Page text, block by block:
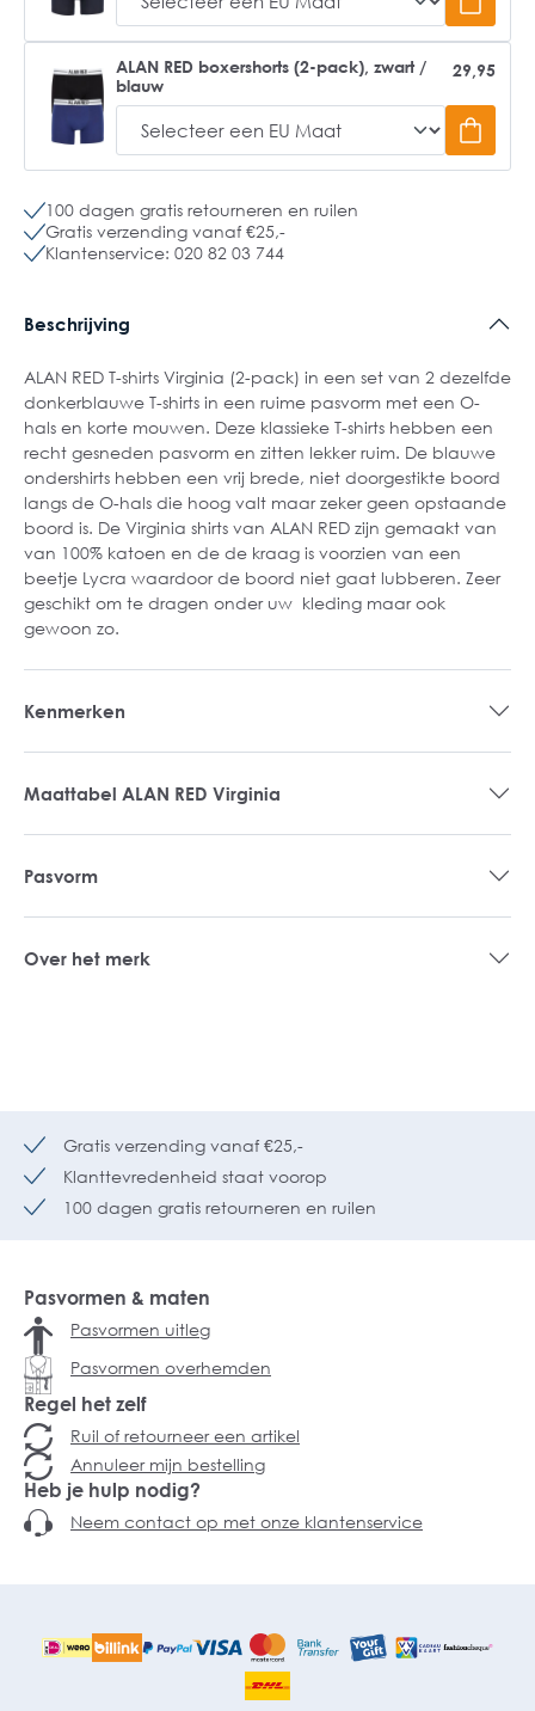
ALAN RED boxershorts (2-pack), zwart /
blauw
29,95
100 dagen gratis retourneren en ruilen
Gratis verzending vanaf €25,-
Klantenservice: 020 82 03 744
Beschrijving
ALAN RED T-shirts Virginia (2-pack) in een set van 2 dezelfde
donkerblauwe T-shirts in een ruime pasvorm met een O-
hals en korte mouwen. Deze klassieke T-shirts hebben een
recht gesneden pasvorm en zitten lekker ruim. De blauwe
ondershirts hebben een vrij brede, niet doorgestikte boord
langs de O-hals die hoog valt maar zeker geen opstaande
boord is. De Virginia shirts van ALAN RED zijn gemaakt van
van 100% katoen en de de kraag is voorzien van een
beetje Lycra waardoor de boord niet gaat lubberen. Zeer
geschikt om te dragen onder uw kleding maar ook
gewoon zo.
Kenmerken
Maattabel ALAN RED Virginia
Pasvorm
Over het merk
Gratis verzending vanaf €25,-
Klanttevredenheid staat voorop
100 dagen gratis retourneren en ruilen
Pasvormen & maten
Pasvormen uitleg
Pasvormen overhemden
Regel het zelf
Ruil of retourneer een artikel
Annuleer mijn bestelling
Heb je hulp nodig?
Neem contact op met onze klantenservice